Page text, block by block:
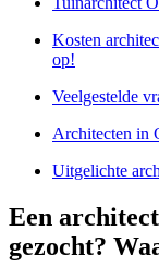
Kosten
op!
Veelgestelde
Architecten in
Uitgelichte
Een
gezocht?